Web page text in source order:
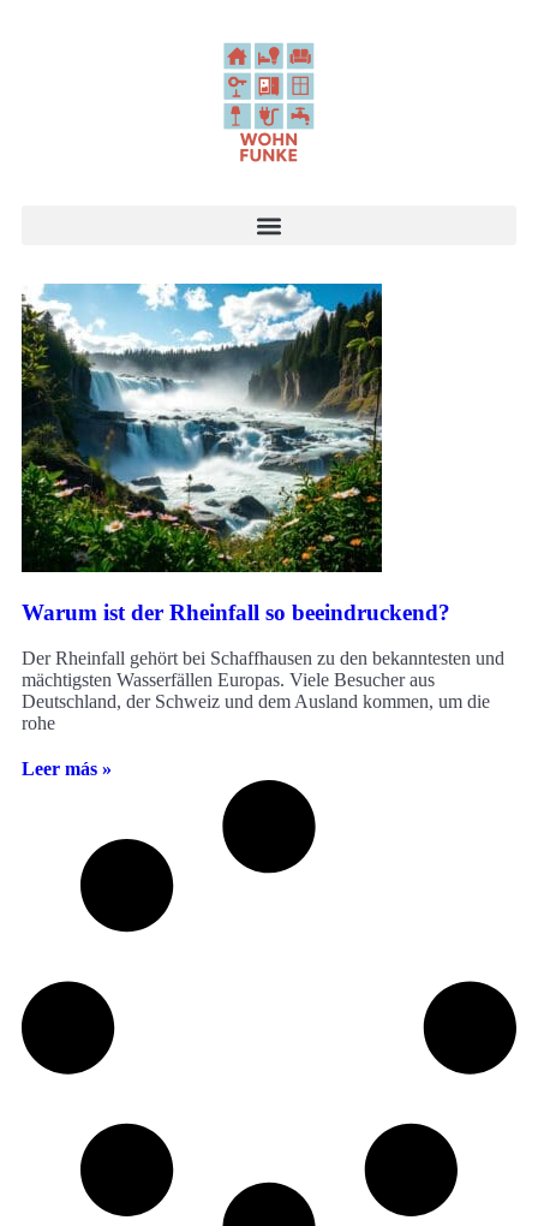
Warum ist der Rheinfall so beeindruckend?
Der Rheinfall gehört bei Schaffhausen zu den bekanntesten und
mächtigsten Wasserfällen Europas. Viele Besucher aus
Deutschland, der Schweiz und dem Ausland kommen, um die
rohe
Leer más »